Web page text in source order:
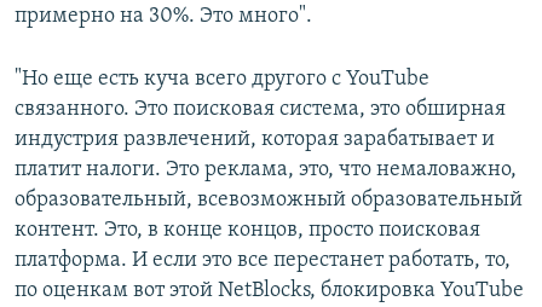
примерно на 30%. Это много".
"Но еще есть куча всего другого с YouTube
связанного. Это поисковая система, это обширная
индустрия развлечений, которая зарабатывает и
платит налоги. Это реклама, это, что немаловажно,
образовательный, всевозможный образовательный
контент. Это, в конце концов, просто поисковая
платформа. И если это все перестанет работать, то,
по оценкам вот этой NetBlocks, блокировка YouTube